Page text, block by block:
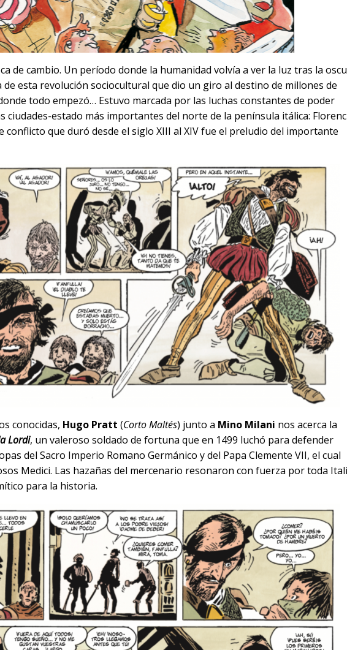
de cambio. Un período donde la humanidad volvía a ver la luz tras la
de esta revolución sociocultural que dio un giro al destino de millones de
todo empezó… Estuvo marcada por las luchas constantes de poder
ciudades-estado más importantes del norte de la península itálica:
conflicto que duró desde el siglo XIII al XIV fue el preludio del importante
conocidas, Hugo Pratt (Corto Maltés) junto a Mino Milani nos acerca la
Lordi, un valeroso soldado de fortuna que en 1499 luchó para defender
del Sacro Imperio Romano Germánico y del Papa Clemente VII, el cual
Medici. Las hazañas del mercenario resonaron con fuerza por toda
para la historia.